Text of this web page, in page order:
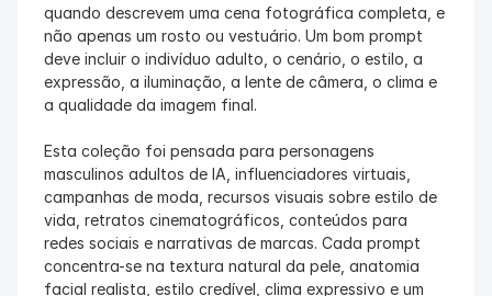
quando descrevem uma cena fotográfica completa, e
não apenas um rosto ou vestuário. Um bom prompt
deve incluir o indivíduo adulto, o cenário, o estilo, a
expressão, a iluminação, a lente de câmera, o clima e
a qualidade da imagem final.
Esta coleção foi pensada para personagens
masculinos adultos de IA, influenciadores virtuais,
campanhas de moda, recursos visuais sobre estilo de
vida, retratos cinematográficos, conteúdos para
redes sociais e narrativas de marcas. Cada prompt
concentra-se na textura natural da pele, anatomia
facial realista, estilo credível, clima expressivo e um